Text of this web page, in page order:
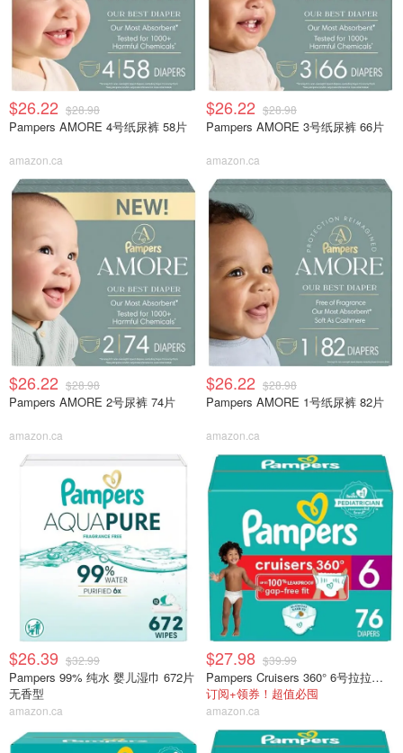
$26.22 $28.98
Pampers AMORE 4号纸尿裤 58片
amazon.ca
$26.22 $28.98
Pampers AMORE 3号纸尿裤 66片
amazon.ca
$26.22 $28.98
Pampers AMORE 2号尿裤 74片
amazon.ca
$26.22 $28.98
Pampers AMORE 1号纸尿裤 82片
amazon.ca
$26.39 $32.99
Pampers 99% 纯水 婴儿湿巾 672片
无香型
amazon.ca
$27.98 $39.99
Pampers Cruisers 360° 6号拉拉裤 76片
订阅+领券！超值必囤
amazon.ca